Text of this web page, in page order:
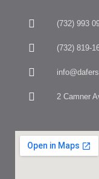
(732) 993
(732) 819-
2 Camner